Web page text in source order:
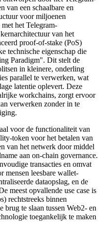
van een schaalbare en
voor miljoenen
het Telegram-
van het
proof-of-stake (PoS)
technische eigenschap die
Paradigm". Dit stelt de
in kleinere, onderling
parallel te verwerken, wat
latentie oplevert. Deze
workchains, zorgt ervoor
verwerken zonder in te
voor de functionaliteit van
token voor het betalen van
van het netwerk door middel
aan on-chain governance.
transacties en omvat
mensen leesbare wallet-
dataopslag, en de
meest opvallende use case is
rechtstreeks binnen
brug te slaan tussen Web2- en
toegankelijk te maken